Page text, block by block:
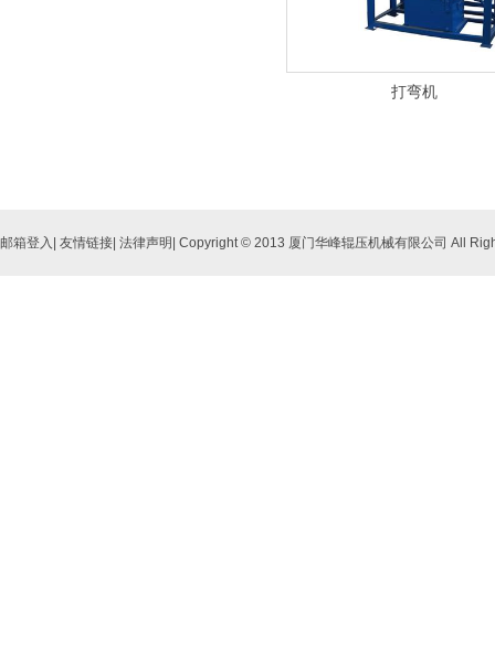
打弯机
邮箱登入 友情链接 法律声明 | Copyright © 2013 厦门华峰辊压机械有限公司 All